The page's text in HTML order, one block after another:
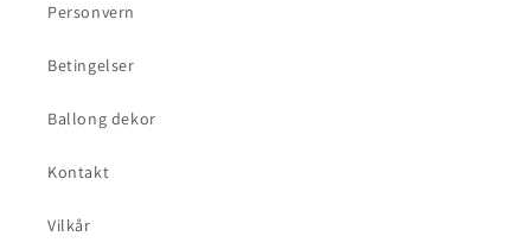
Personvern
Betingelser
Ballong dekor
Kontakt
Vilkår